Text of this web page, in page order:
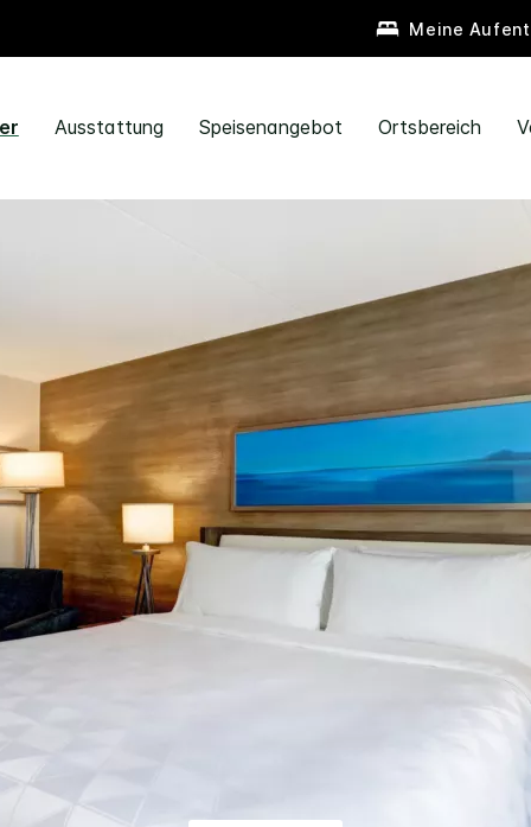
Meine
Ausstattung Speisenangebot Ortsbereich